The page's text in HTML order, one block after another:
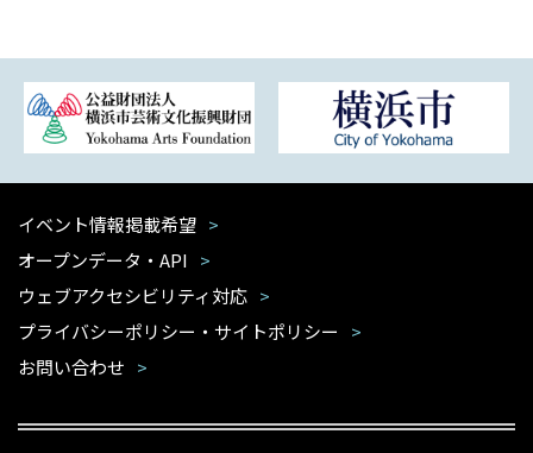
イベント情報掲載希望
オープンデータ・API
ウェブアクセシビリティ対応
プライバシーポリシー・サイトポリシー
お問い合わせ